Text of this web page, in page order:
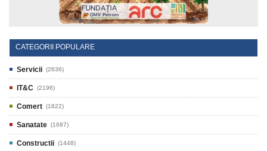
CATEGORII POPULARE
Servicii (2636)
IT&C (2196)
Comert (1822)
Sanatate (1687)
Constructii (1448)